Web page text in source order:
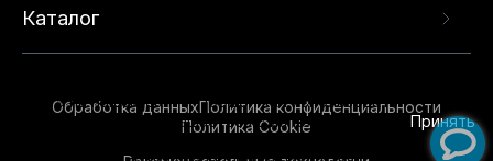
Каталог
Обработка данныхПолитика конфиденциальности
Политика Cookie
опыта на нашем сайте. Продолжая использовать
данный сайт, вы соглашаетесь с использованием
Принять